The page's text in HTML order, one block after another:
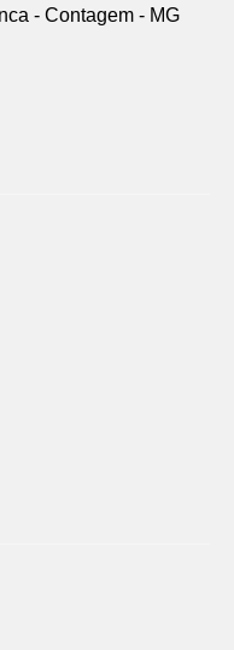
- Contagem - MG